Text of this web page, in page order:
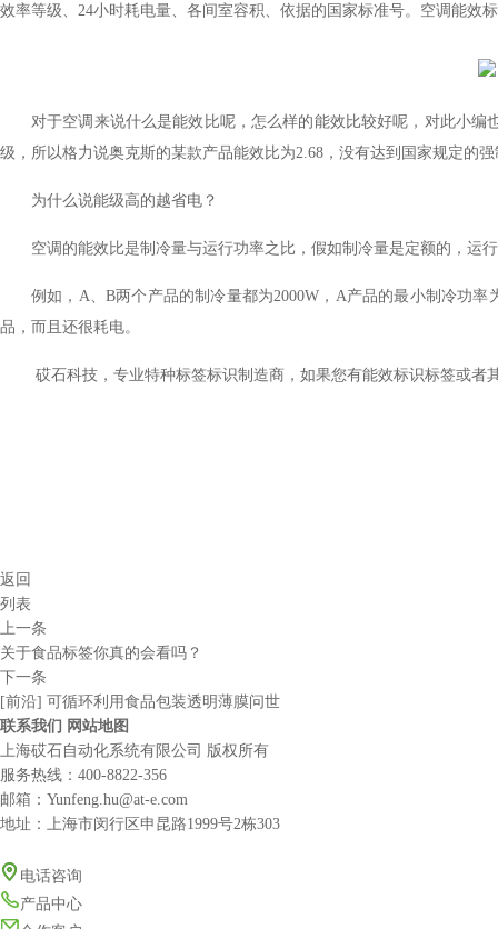
效率等级、 24小时耗电量、各间室容积、依据的国家标准号。空调能效
对于空调来说什么是能效比呢，怎么样的能效比较好呢，对此小编
级 ，所以格力说奥克斯的某款产品能效比为2.68 ，没有达到国家规定的
为什么说能级高的越省电？
空调的能效比是制冷量与运行功率之比，假如制冷量是定额的，运
例如， A、 B两个产品的制冷量都为2000W ， A产品的最小制冷功率
品，而且还很耗电。
砹石科技，专业特种标签标识制造商，如果您有能效标识标签或
返回
列表
上一条
关于食品标签你真的会看吗？
下一条
[前沿] 可循环利用食品包装透明薄膜问世
联系我们 网站地图
上海砹石自动化系统有限公司 版权所有
服务热线： 400-8822-356
邮箱：Yunfeng.hu@at-e.com
地址：上海市闵行区申昆路1999号2栋303
电话咨询
产品中心